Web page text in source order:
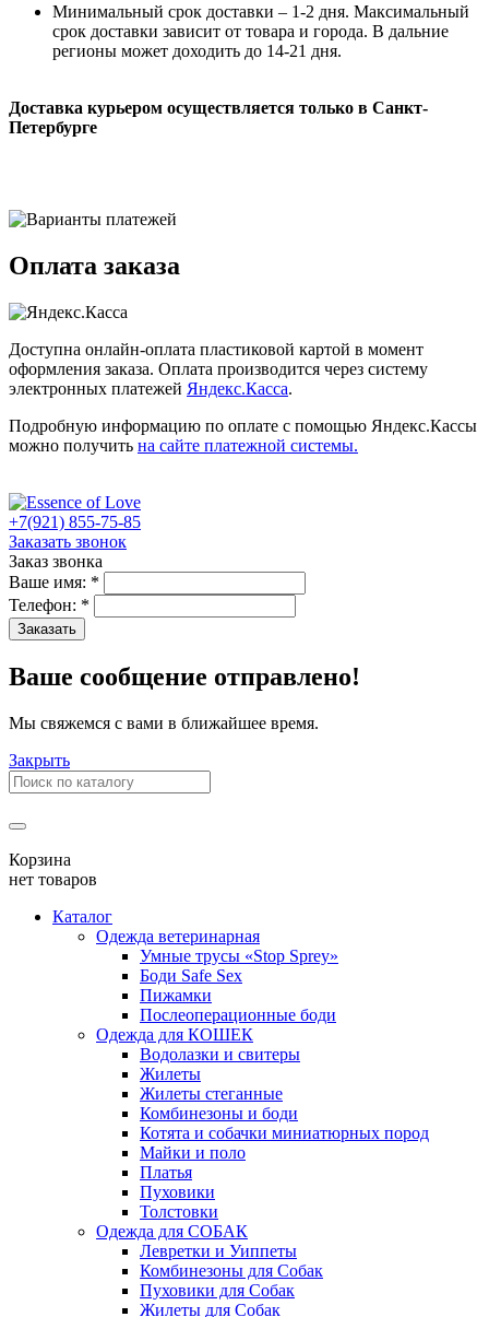
Минимальный срок доставки – 1-2 дня. Максимальный
срок доставки зависит от товара и города. В дальние
регионы может доходить до 14-21 дня.
Доставка курьером осуществляется только в Санкт-
Петербурге
Оплата заказа
Доступна онлайн-оплата пластиковой картой в момент
оформления заказа. Оплата производится через систему
электронных платежей Яндекс.Касса.
Подробную информацию по оплате с помощью Яндекс.Кассы
можно получить на сайте платежной системы.
+7(921) 855-75-85
Заказать звонок
Заказ звонка
Ваше имя: *
Телефон: *
Заказать
Ваше сообщение отправлено!
Мы свяжемся с вами в ближайшее время.
Закрыть
Корзина
нет товаров
Каталог
Одежда ветеринарная
Умные трусы «Stop Sprey»
Боди Safe Sex
Пижамки
Послеоперационные боди
Одежда для КОШЕК
Водолазки и свитеры
Жилеты
Жилеты стеганные
Комбинезоны и боди
Котята и собачки миниатюрных пород
Майки и поло
Платья
Пуховики
Толстовки
Одежда для СОБАК
Левретки и Уиппеты
Комбинезоны для Собак
Пуховики для Собак
Жилеты для Собак